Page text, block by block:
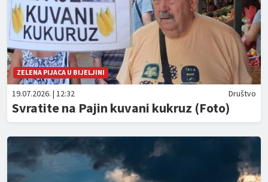
ZELENA PIJACA U BIJELJINI
19.07.2026. | 12:32 Društvo
Svratite na Pajin kuvani kukruz (Foto)